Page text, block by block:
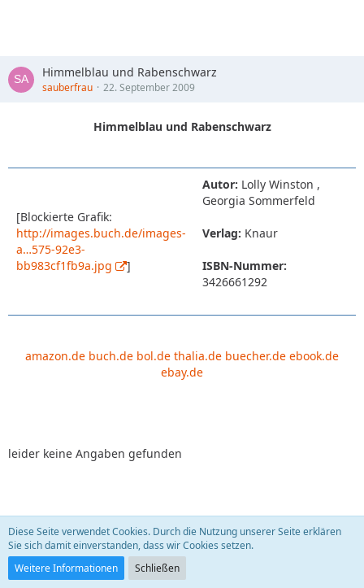
Himmelblau und Rabenschwarz
sauberfrau 22. September 2009
Himmelblau und Rabenschwarz
[Blockierte Grafik:
http://images.buch.de/images-
a…575-92e3-
bb983cf1fb9a.jpg
]
Autor: Lolly Winston ,
Georgia Sommerfeld
Verlag: Knaur
ISBN-Nummer:
3426661292
amazon.de buch.de bol.de thalia.de buecher.de ebook.de
ebay.de
leider keine Angaben gefunden
Leben, die Zweite. Krebs - eine Krankheit führt
Regie!?
sauberfrau 22. September 2009
Diese Seite verwendet Cookies. Durch die Nutzung unserer Seite erklären
Sie sich damit einverstanden, dass wir Cookies setzen.
Weitere Informationen
Schließen